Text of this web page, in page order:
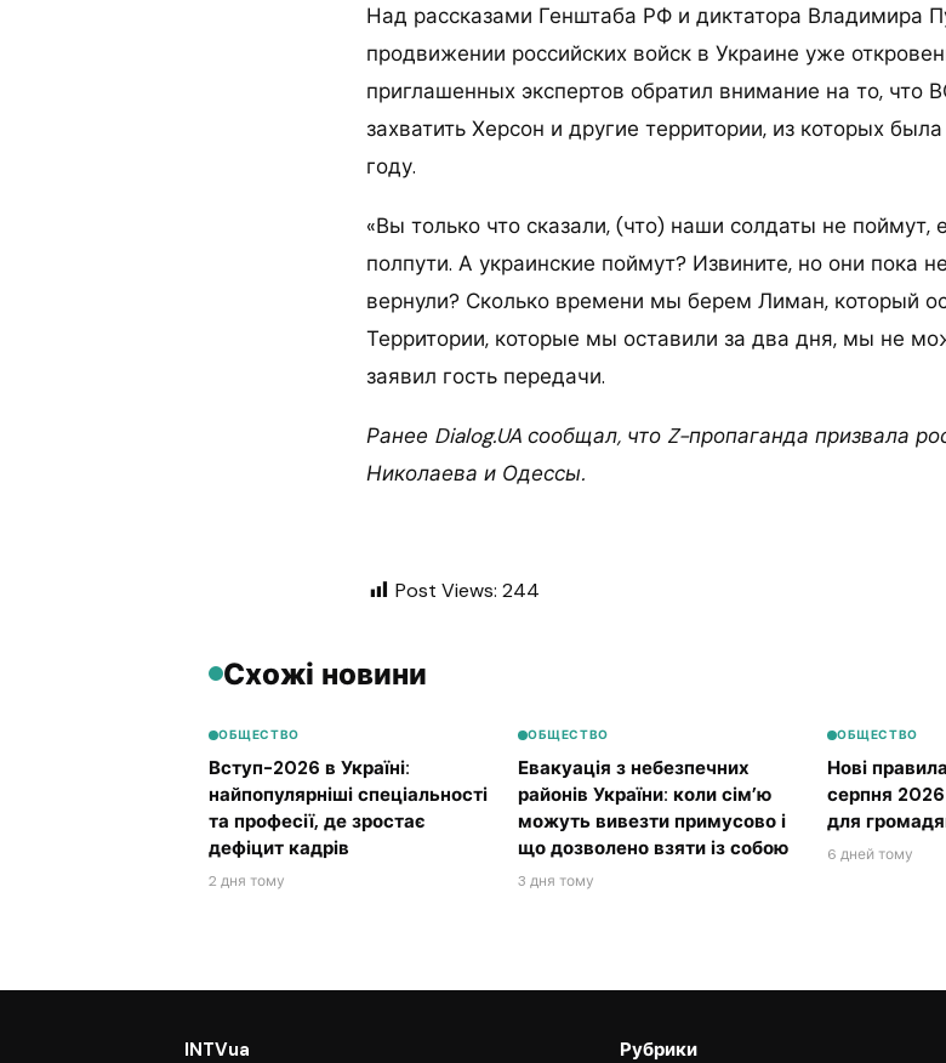
Над рассказами Генштаба РФ и диктатора Владимира
продвижении российских войск в Украине уже
приглашенных экспертов обратил внимание на то, что
захватить Херсон и другие территории, из которых
году.
«Вы только что сказали, (что) наши солдаты не
полпути. А украинские поймут? Извините, но они пока
вернули? Сколько времени мы берем Лиман, который
Территории, которые мы оставили за два дня, мы не
заявил гость передачи.
Ранее Dialog.UA сообщал, что Z-пропаганда призвала
Николаева и Одессы.
Post Views: 244
Схожі новини
ОБЩЕСТВО
Вступ-2026 в Україні:
найпопулярніші спеціальності
та професії, де зростає
дефіцит кадрів
2 дня тому
ОБЩЕСТВО
Евакуація з небезпечних
районів України: коли сім’ю
можуть вивезти примусово і
що дозволено взяти із собою
3 дня тому
ОБЩЕСТВО
Нові правила
серпня
для
6 дней тому
INTVua Рубрики